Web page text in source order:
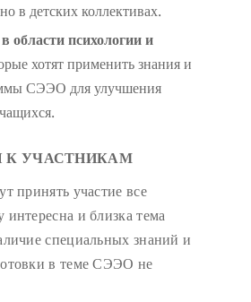
в детских коллективах.
области психологии и
хотят применить знания и
СЭЭО для улучшения
К УЧАСТНИКАМ
принять участие все
и близка тема
специальных знаний и
в теме СЭЭО не